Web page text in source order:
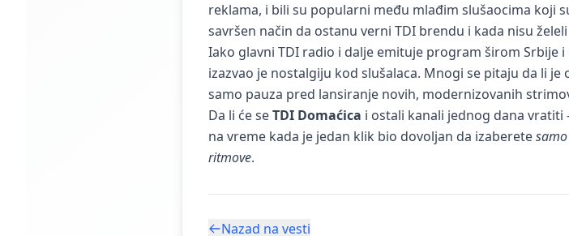
reklama, i bili su popularni među mlađim slušaocima koji
savršen način da ostanu verni TDI brendu i kada nisu
Iako glavni TDI radio i dalje emituje program širom Srbije
izazvao je nostalgiju kod slušalaca. Mnogi se pitaju da li
samo pauza pred lansiranje novih, modernizovanih
Da li će seTDI Domaćica i ostali kanali jednog dana vratiti
na vreme kada je jedan klik bio dovoljan da izaberete
ritmove.
Nazad na vesti